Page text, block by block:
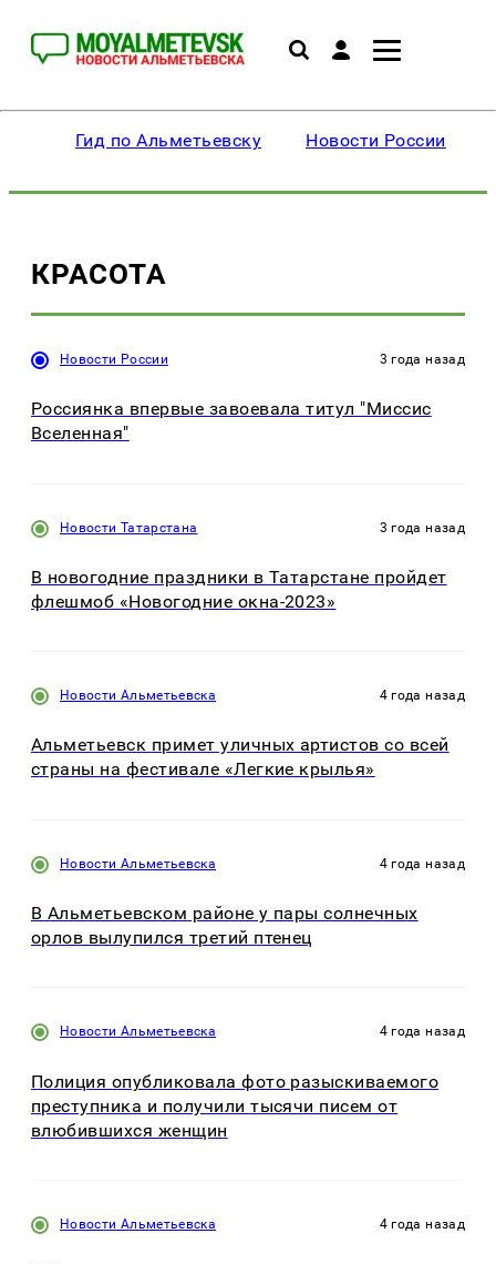
Гид по Альметьевску Новости России
КРАСОТА
Новости России 3 года назад
Россиянка впервые завоевала титул "Миссис
Вселенная"
Новости Татарстана 3 года назад
В новогодние праздники в Татарстане пройдет
флешмоб «Новогодние окна-2023»
Новости Альметьевска 4 года назад
Альметьевск примет уличных артистов со всей
страны на фестивале «Легкие крылья»
Новости Альметьевска 4 года назад
В Альметьевском районе у пары солнечных
орлов вылупился третий птенец
Новости Альметьевска 4 года назад
Полиция опубликовала фото разыскиваемого
преступника и получили тысячи писем от
влюбившихся женщин
Новости Альметьевска 4 года назад